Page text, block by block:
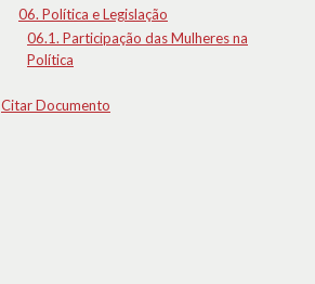
06. Política e Legislação
06.1. Participação das Mulheres na
Política
Citar Documento